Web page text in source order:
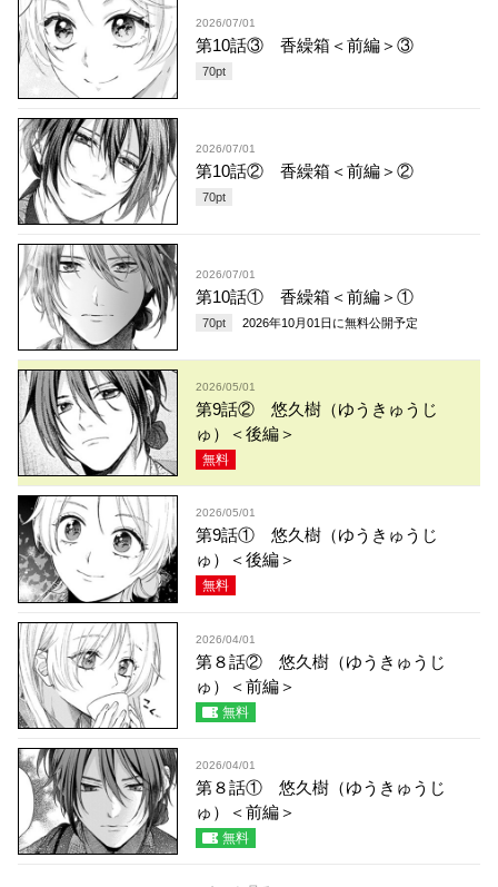
2026/07/01
第10話③ 香繰箱＜前編＞③
70pt
2026/07/01
第10話② 香繰箱＜前編＞②
70pt
2026/07/01
第10話① 香繰箱＜前編＞①
70pt 2026年10月01日 に無料公開予定
2026/05/01
第9話② 悠久樹（ゆうきゅうじ
ゅ）＜後編＞
無料
2026/05/01
第9話① 悠久樹（ゆうきゅうじ
ゅ）＜後編＞
無料
2026/04/01
第８話② 悠久樹（ゆうきゅうじ
ゅ）＜前編＞
無料
2026/04/01
第８話① 悠久樹（ゆうきゅうじ
ゅ）＜前編＞
無料